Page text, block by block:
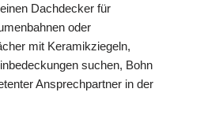
Dachdecker für
oder
mit Keramikziegeln,
suchen, Bohn
Ansprechpartner in der